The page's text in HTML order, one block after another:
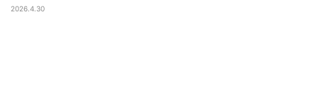
2026.4.30